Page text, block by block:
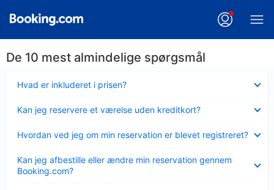
De 10 mest almindelige spørgsmål
Hvad er inkluderet i prisen?
Kan jeg reservere et værelse uden kreditkort?
Hvordan ved jeg om min reservation er blevet registreret?
Kan jeg afbestille eller ændre min reservation gennem
Booking.com?